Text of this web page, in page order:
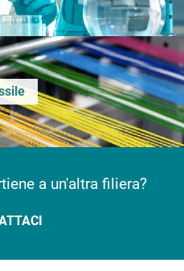
a un'altra filiera?